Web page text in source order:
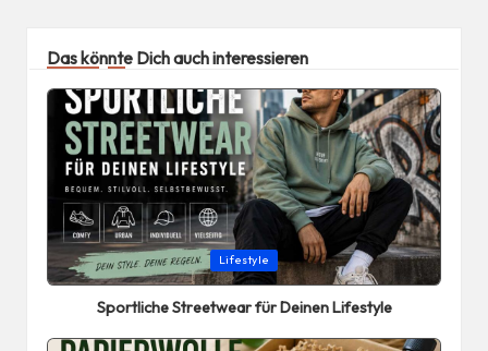
Das könnte Dich auch interessieren
Posted
in
Lifestyle
Sportliche Streetwear für Deinen Lifestyle